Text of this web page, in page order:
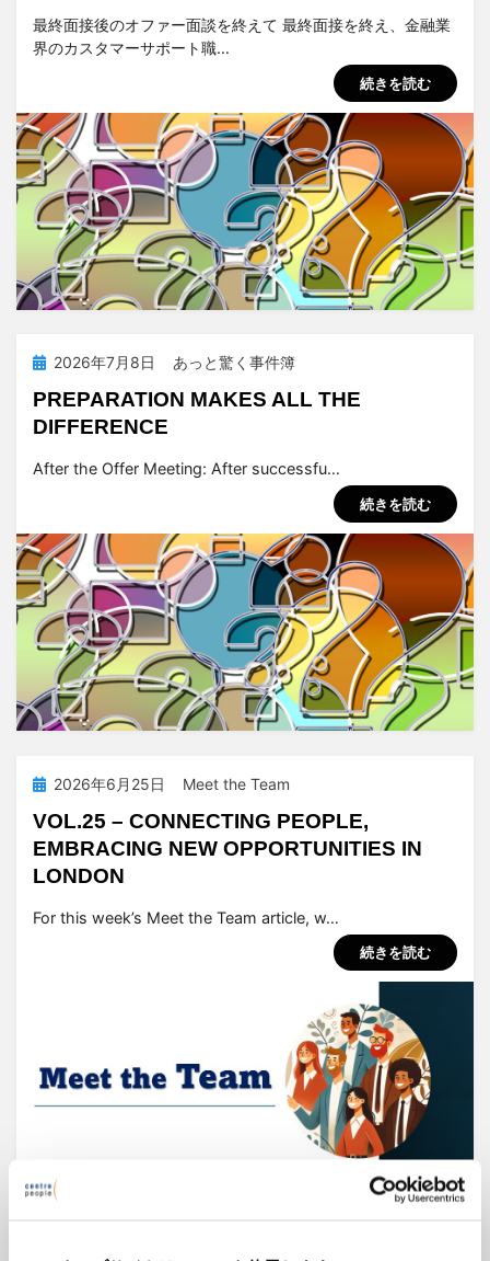
投稿者tsuchiya
最終面接後のオファー面談を終えて 最終面接を終え、金融業
界のカスタマーサポート職…
続きを読む
投
日:
2026年7月8日 あっと驚く事件簿
PREPARATION MAKES ALL THE
DIFFERENCE
投稿者tsuchiya
After the Offer Meeting: After successfu…
続きを読む
投
日:
2026年6月25日 Meet the Team
VOL.25 – CONNECTING PEOPLE,
EMBRACING NEW OPPORTUNITIES IN
LONDON
投稿者tsuchiya
For this week’s Meet the Team article, w…
続きを読む